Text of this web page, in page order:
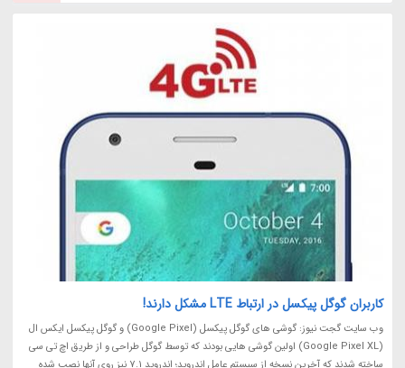
کاربران گوگل پیکسل در ارتباط LTE مشکل دارند!
وب سایت گجت نیوز: گوشی های گوگل پیکسل (Google Pixel) و گوگل پیکسل ایکس ال
(Google Pixel XL) اولین گوشی هایی بودند که توسط گوگل طراحی و از طریق اچ تی سی